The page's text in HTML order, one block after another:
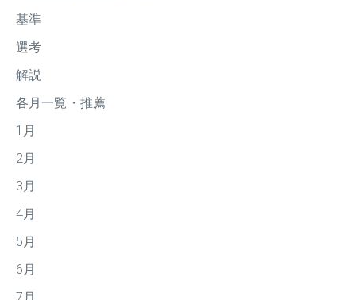
基準
選考
解説
各月一覧・推薦
1月
2月
3月
4月
5月
6月